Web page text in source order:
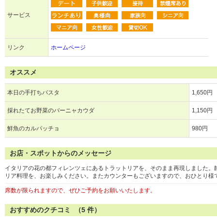
サービス
リンク ホームページ
オススメ
本日の手打ちパスタ 1,650円
採れたてお野菜のバーニャカウダ 1,150円
鮮魚のカルパッチョ 980円
お店・スポットからのメッセージ
イタリアの花の都フィレンツェにあるトラットリアを、そのまま再現しました
リア料理を、お楽しみください。またカウンターもございますので、おひとり
席数が限られますので、ぜひご予約をお願いいたします。
おすすめのクチコミ （5 件）